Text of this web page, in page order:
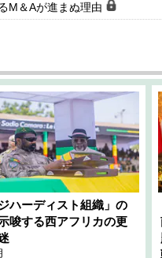
M＆Aが進まぬ理由
ハーディスト組織」の
唆する西アフリカの更